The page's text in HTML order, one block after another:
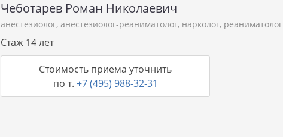
Чеботарев Роман Николаевич
анестезиолог, анестезиолог-реаниматолог, нарколог, реаниматолог
Стаж 14 лет
Стоимость приема уточнить
по т. +7 (495) 988-32-31